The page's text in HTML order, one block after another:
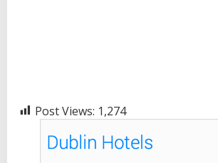
Post Views: 1,274